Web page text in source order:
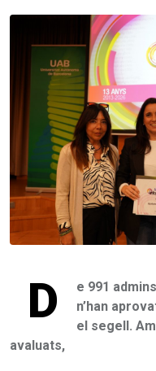
D
e 991
n’han
el segell.
avaluats,